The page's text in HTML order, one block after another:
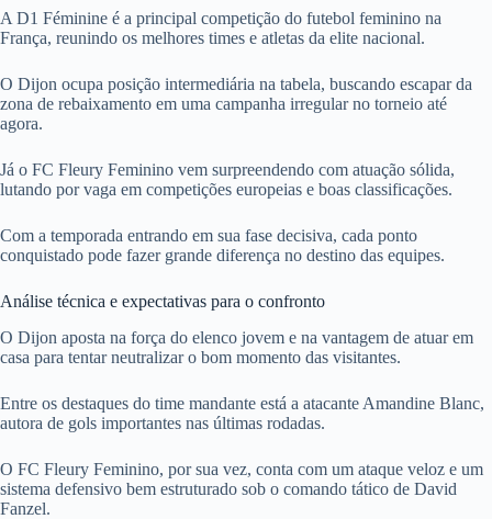
A D1 Féminine é a principal competição do futebol feminino na
França, reunindo os melhores times e atletas da elite nacional.
O Dijon ocupa posição intermediária na tabela, buscando escapar da
zona de rebaixamento em uma campanha irregular no torneio até
agora.
Já o FC Fleury Feminino vem surpreendendo com atuação sólida,
lutando por vaga em competições europeias e boas classificações.
Com a temporada entrando em sua fase decisiva, cada ponto
conquistado pode fazer grande diferença no destino das equipes.
Análise técnica e expectativas para o confronto
O Dijon aposta na força do elenco jovem e na vantagem de atuar em
casa para tentar neutralizar o bom momento das visitantes.
Entre os destaques do time mandante está a atacante Amandine Blanc,
autora de gols importantes nas últimas rodadas.
O FC Fleury Feminino, por sua vez, conta com um ataque veloz e um
sistema defensivo bem estruturado sob o comando tático de David
Fanzel.